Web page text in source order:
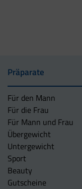
Präparate
Für den Mann
Für die Frau
Für Mann und Frau
Übergewicht
Untergewicht
Sport
Beauty
Gutscheine